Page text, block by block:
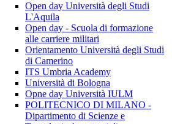
Open day Università degli Studi
L'Aquila
Open day - Scuola di formazione
alle carriere militari
Orientamento Università degli Studi
di Camerino
ITS Umbria Academy
Università di Bologna
Opne day Università IULM
POLITECNICO DI MILANO -
Dipartimento di Scienze e